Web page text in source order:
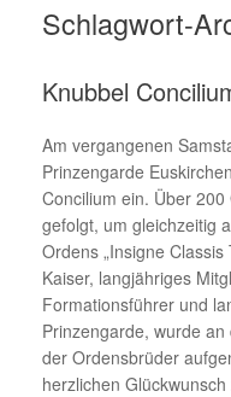
Schlagwort-
Knubbel
Am vergangenen
Prinzengarde
Concilium ein. Über
gefolgt, um gleichzeitig
Ordens „Insigne
Kaiser, langjähriges
Formationsführer und
Prinzengarde, wurde
der Ordensbrüder
herzlichen